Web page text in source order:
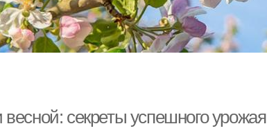
секреты успешного урожая